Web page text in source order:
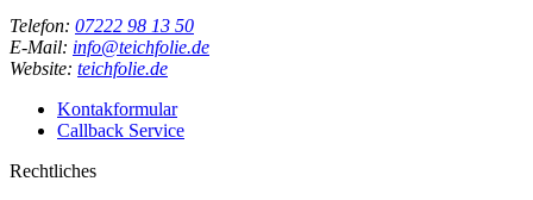
Telefon: 07222 98 13 50
E-Mail: info@teichfolie.de
Website: teichfolie.de
Kontakformular
Callback Service
Rechtliches